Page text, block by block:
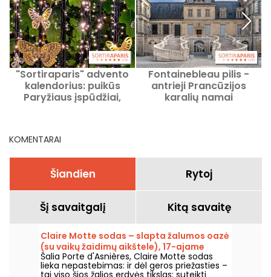
"Sortiraparis" advento
kalendorius: puikūs
Paryžiaus įspūdžiai,
Fontainebleau pilis -
antrieji Prancūzijos
karalių namai
KOMENTARAI
Šiandien Rytoj
Šį savaitgalį Kitą savaitę
Claire Motte sodas – slapta žalumos oazė
(su vaikų žaidimų aikštele), 17-ajame
Paryžiaus rajone.
Šalia Porte d'Asnières, Claire Motte sodas
lieka nepastebimas: ir dėl geros priežasties –
tai viso šios žalios erdvės tikslas: suteikti